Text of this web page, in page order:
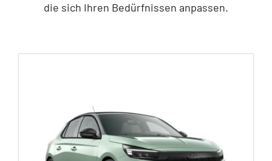
die sich Ihren Bedürfnissen anpassen.